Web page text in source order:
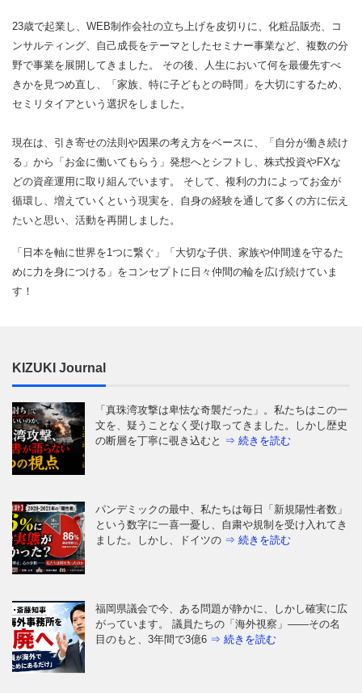
23歳で起業し、WEB制作会社の立ち上げを皮切りに、化粧品販売、コ
ンサルティング、自己成長をテーマとしたセミナー事業など、複数の分
野で事業を展開してきました。 その後、人生において何を最優先すべ
きかを見つめ直し、「家族、特に子どもとの時間」を大切にするため、
セミリタイアという選択をしました。
現在は、引き寄せの法則や因果の考え方をベースに、「自分が働き続け
る」から「お金に働いてもらう」発想へとシフトし、株式投資やFXな
どの資産運用に取り組んでいます。 そして、複利の力によってお金が
循環し、増えていくという現実を、自身の経験を通して多くの方に伝え
たいと思い、活動を再開しました。
「日本を軸に世界を1つに繋ぐ」「大切な子供、家族や仲間達を守るた
めに力を身につける」をコンセプトに日々仲間の輪を広げ続けていま
す！
KIZUKI Journal
「真珠湾攻撃は卑怯な奇襲だった」。私たちはこの一
文を、疑うことなく受け取ってきました。しかし歴史
の断層を丁寧に覗き込むと ⇒ 続きを読む
パンデミックの最中、私たちは毎日「新規陽性者数」
という数字に一喜一憂し、自粛や規制を受け入れてき
ました。しかし、ドイツの ⇒ 続きを読む
福岡県議会で今、ある問題が静かに、しかし確実に広
がっています。 議員たちの「海外視察」——その名
目のもと、3年間で3億6 ⇒ 続きを読む